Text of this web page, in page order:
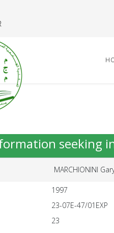
seeking
MARCHIONINI
1997
23-07E-47/01EXP
23